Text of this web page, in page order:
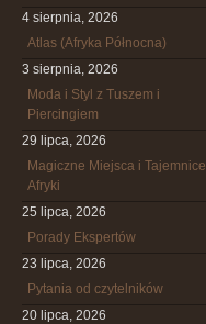
4 sierpnia, 2026
Atlas (Afryka Północna)
3 sierpnia, 2026
Moda i Styl z Tuszem i
Piercingiem
29 lipca, 2026
Magiczne Miejsca i Tajemnice
Afryki
25 lipca, 2026
Porady Ekspertów
23 lipca, 2026
Pytania od czytelników
20 lipca, 2026